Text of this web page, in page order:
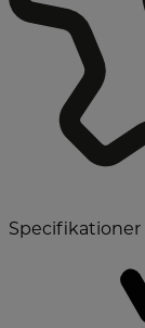
Specifikationer